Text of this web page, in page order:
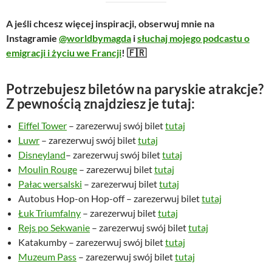
e
r
w
o
a
c
e
a
w
y
o
s
u
c
e
n
w
n
o
s
i
:
3
A jeśli chcesz więcej inspiracji, obserwuj mnie na
Instagramie @worldbymagda isłuchaj mojego podcastu o
emigracji i życiu we Francji! 🇫🇷
Potrzebujesz biletów na paryskie atrakcje?
Z pewnością znajdziesz je tutaj:
Eiffel Tower – zarezerwuj swój bilettutaj
Luwr – zarezerwuj swój bilettutaj
Disneyland– zarezerwuj swój bilettutaj
Moulin Rouge – zarezerwuj bilettutaj
Pałac wersalski – zarezerwuj bilettutaj
Autobus Hop-on Hop-off – zarezerwuj bilettutaj
Łuk Triumfalny – zarezerwuj bilettutaj
Rejs po Sekwanie – zarezerwuj swój bilettutaj
Katakumby – zarezerwuj swój bilettutaj
Muzeum Pass – zarezerwuj swój bilettutaj